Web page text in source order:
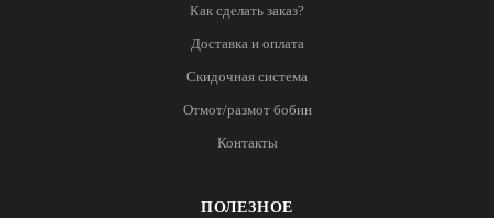
Как сделать заказ?
Доставка и оплата
Скидочная система
Отмот/размот бобин
Контакты
ПОЛЕЗНОЕ